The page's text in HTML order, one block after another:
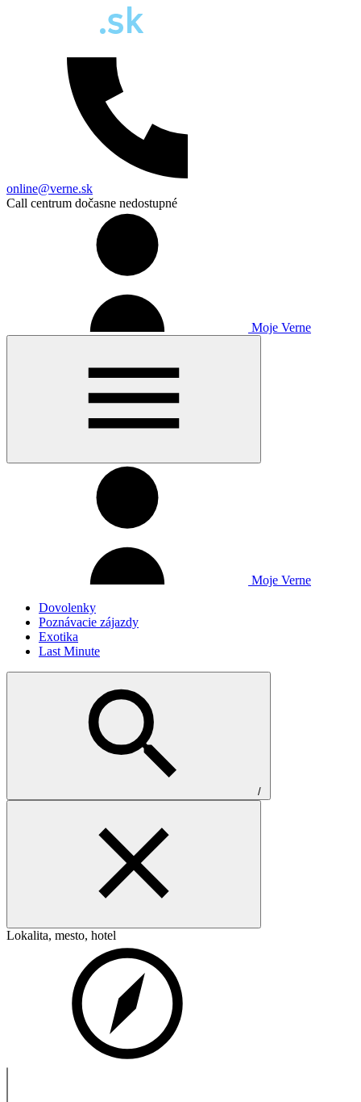
online@verne.sk
Call centrum dočasne nedostupné
Moje Verne
Moje Verne
Dovolenky
Poznávacie zájazdy
Exotika
Last Minute
/
Lokalita, mesto, hotel